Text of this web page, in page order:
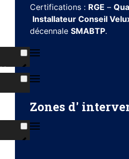
Certifications : RGE –
Installateur Conseil
décennale SMABTP.
Zones d'